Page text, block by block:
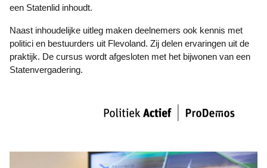
een Statenlid inhoudt.
Naast inhoudelijke uitleg maken deelnemers ook kennis met
politici en bestuurders uit Flevoland. Zij delen ervaringen uit de
praktijk. De cursus wordt afgesloten met het bijwonen van een
Statenvergadering.